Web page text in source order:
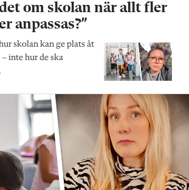
det om skolan när allt fler
anpassas?”
skolan kan ge plats åt
inte hur de ska